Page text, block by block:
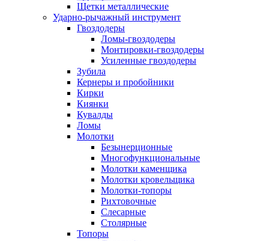
Щетки металлические
Ударно-рычажный инструмент
Гвоздодеры
Ломы-гвоздодеры
Монтировки-гвоздодеры
Усиленные гвоздодеры
Зубила
Кернеры и пробойники
Кирки
Киянки
Кувалды
Ломы
Молотки
Безынерционные
Многофункциональные
Молотки каменщика
Молотки кровельщика
Молотки-топоры
Рихтовочные
Слесарные
Столярные
Топоры